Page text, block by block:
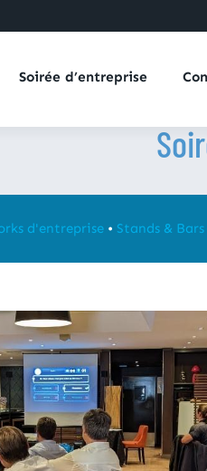
Soirée d’entreprise
d'entreprise • Stands & Bars